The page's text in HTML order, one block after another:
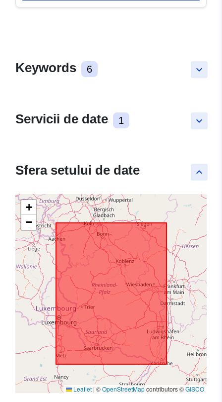
keyboard_arrow_down
Keywords 6
keyboard_arrow_down
Servicii de date 1
keyboard_arrow_up
Sfera setului de date
+
−
Leaflet | ©OpenStreetMapcontributors ©GISCO